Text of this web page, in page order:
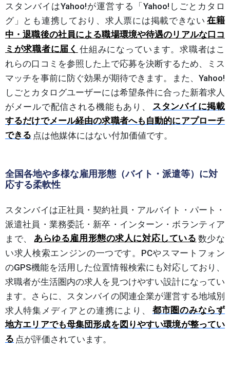
スタンバイはYahoo!が運営する「Yahoo!しごとカタロ
グ」とも連携しており、求人票には掲載できない 在籍
中・退職後の社員による職場環境や待遇のリアルな口コ
ミが求職者に届く 仕組みになっています。求職者はこ
れらの口コミを参照した上で応募を決断するため、ミス
マッチを事前に防ぐ効果が期待できます。また、Yahoo!
しごとカタログユーザーには希望条件に合った新着求人
がメールで配信される機能もあり、
スタンバイに掲載
するだけでメール経由の求職者へも自動的にアプローチ
できる 点は他媒体にはない付加価値です。
全国各地や多様な雇用形態（バイト・派遣等）に対
応する柔軟性
スタンバイは正社員・契約社員・アルバイト・パート・
派遣社員・業務委託・新卒・インターン・ボランティア
まで、
あらゆる雇用形態の求人に対応している 数少な
い求人検索エンジンの一つです。PCやスマートフォン
のGPS機能を活用した位置情報検索にも対応しており、
求職者が生活圏内の求人を見つけやすい設計になってい
ます。さらに、スタンバイの関連企業が運営する地域別
求人特集メディアとの連携により、
都市圏のみならず
地方エリアでも母集団形成を図りやすい環境が整ってい
る 点が評価されています。